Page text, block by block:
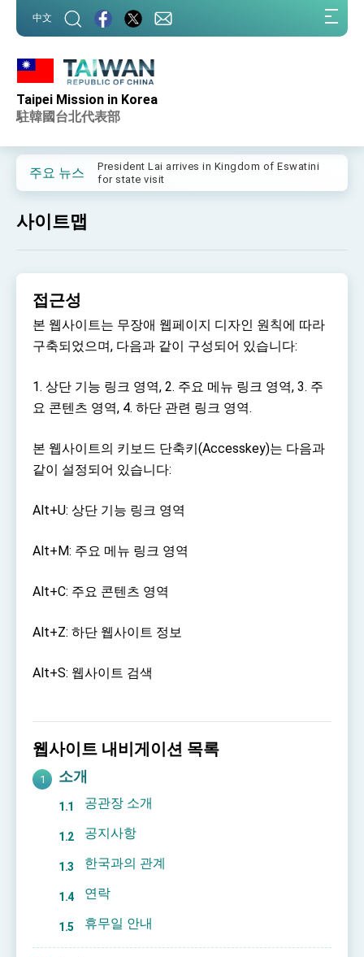
中文
Taipei Mission in Korea
駐韓國台北代表部
주요 뉴스
Important Remarks of the Ministry of Foreign
Affairs
advancing Taiwan-US exchanges and
cooperation
President Lai arrives in Kingdom of Eswatini
for state visit
President Lai holds press conference on
Taiwan- US Economic Prosperity Partnership
Dialogue
President Lai meets US delegation led by
Senator Ruben Gallego
EY details tariff negotiations with U.S.
President Lai delivers 2026 New Year’s
Presidential Office thanks US President Trump
for signing Taiwan Assurance Implementation
Address
Important Remarks of the Ministry of Foreign
Taiwan government to open office in Arizona,
사이트맵
접근성
본 웹사이트는 무장애 웹페이지 디자인 원칙에 따라
구축되었으며, 다음과 같이 구성되어 있습니다:
1. 상단 기능 링크 영역, 2. 주요 메뉴 링크 영역, 3. 주
요 콘텐츠 영역, 4. 하단 관련 링크 영역.
본 웹사이트의 키보드 단축키(Accesskey)는 다음과
같이 설정되어 있습니다:
Alt+U: 상단 기능 링크 영역
Alt+M: 주요 메뉴 링크 영역
Alt+C: 주요 콘텐츠 영역
Alt+Z: 하단 웹사이트 정보
Alt+S: 웹사이트 검색
웹사이트 내비게이션 목록
소개
공관장 소개
공지사항
한국과의 관계
연락
휴무일 안내